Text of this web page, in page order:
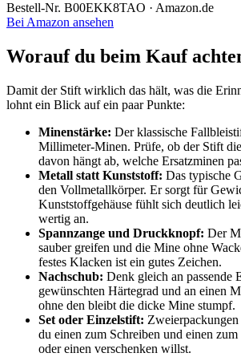
Bestell-Nr. B00EKK8TAO · Amazon.de
Bei Amazon ansehen
Worauf du beim Kauf
Damit der Stift wirklich das hält, was die
lohnt ein Blick auf ein paar Punkte:
Minenstärke: Der klassische
Millimeter-Minen. Prüfe, ob der Stift
davon hängt ab, welche Ersatzminen
Metall statt Kunststoff: Das typische
den Vollmetallkörper. Er sorgt für
Kunststoffgehäuse fühlt sich deutlich
wertig an.
Spannzange und Druckknopf: Der
sauber greifen und die Mine ohne
festes Klacken ist ein gutes Zeichen.
Nachschub: Denk gleich an passende
gewünschten Härtegrad und an einen
ohne den bleibt die dicke Mine stumpf.
Set oder Einzelstift:
du einen zum Schreiben und einen
oder einen verschenken willst.